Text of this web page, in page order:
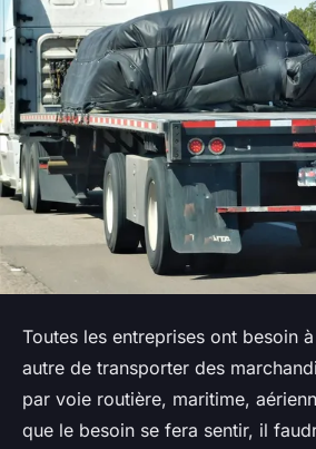
Toutes les entreprises ont besoin
autre de transporter des
par voie routière, maritime,
que le besoin se fera sentir, il